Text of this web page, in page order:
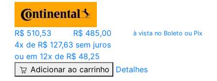
R$ 510,53 R$ 485,00 à vista no Boleto ou Pix
4x de R$ 127,63 sem juros
ou em 12x de R$ 48,25
Adicionar ao carrinho
Detalhes